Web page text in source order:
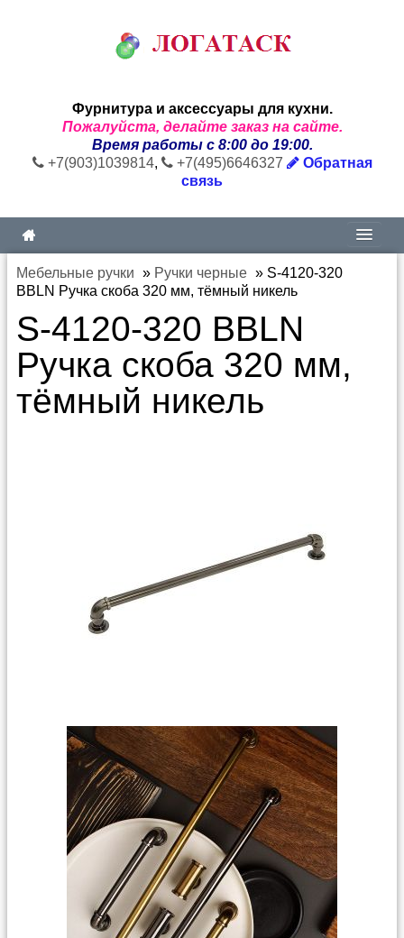
Фурнитура и аксессуары для кухни.
Пожалуйста, делайте заказ на сайте.
Время работы с 8:00 до 19:00.
+7(903)1039814, +7(495)6646327
Обратная
связь
Мебельные ручки » Ручки черные » S-4120-320
BBLN Ручка скоба 320 мм, тёмный никель
S-4120-320 BBLN
Ручка скоба 320 мм,
тёмный никель